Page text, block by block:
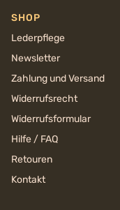
SHOP
Lederpflege
Newsletter
Zahlung und Versand
Widerrufsrecht
Widerrufsformular
Hilfe / FAQ
Retouren
Kontakt